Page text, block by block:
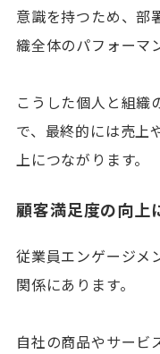
意識を持つため、部
織全体のパフォーマ
こうした個人と組織
で、最終的には売上
上につながります。
顧客満足度の向上
従業員エンゲージメ
関係にあります。
自社の商品やサービ